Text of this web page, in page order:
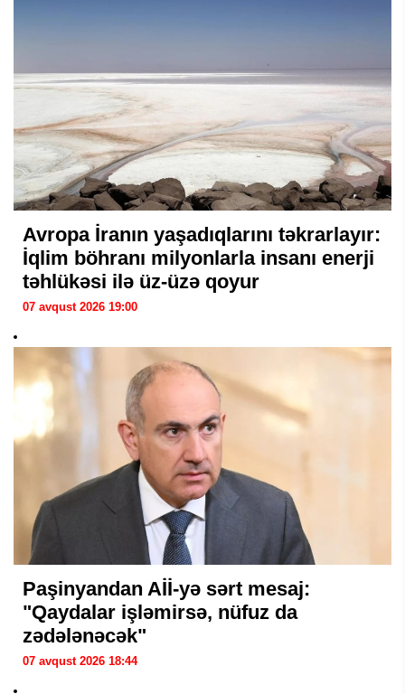
Avropa İranın yaşadıqlarını təkrarlayır:
İqlim böhranı milyonlarla insanı enerji
təhlükəsi ilə üz-üzə qoyur
07 avqust 2026 19:00
Paşinyandan Aİİ-yə sərt mesaj:
"Qaydalar işləmirsə, nüfuz da
zədələnəcək"
07 avqust 2026 18:44